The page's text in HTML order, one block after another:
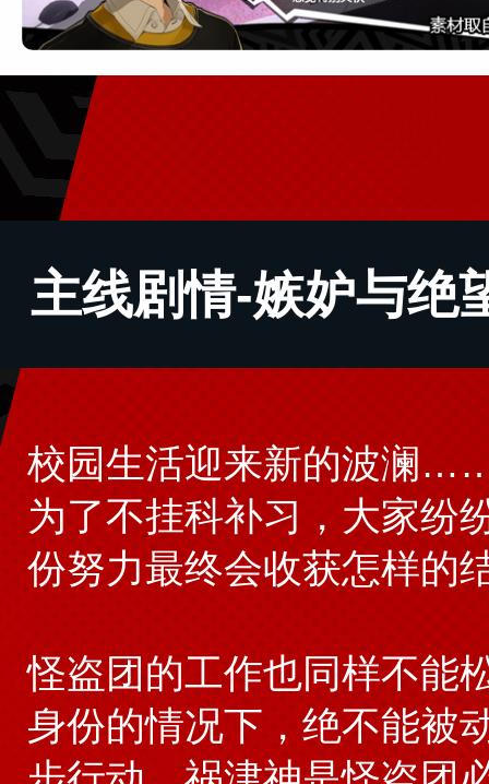
主线剧情-嫉妒与绝
校园生活迎来新的波澜
为了不挂科补习，大家
份努力最终会收获怎样的
怪盗团的工作也同样不能
身份的情况下，绝不能被